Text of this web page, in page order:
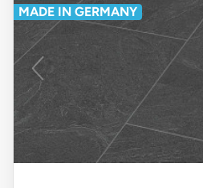
MADE IN GERMANY